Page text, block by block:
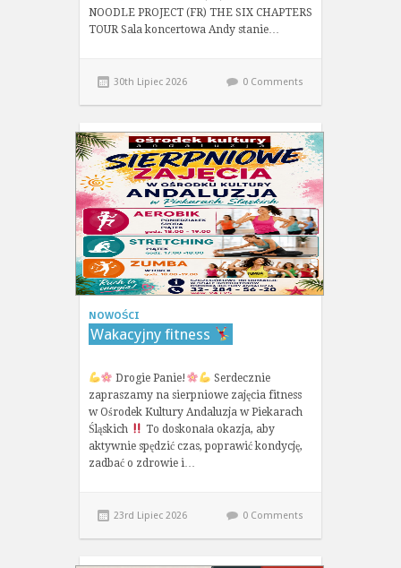
NOODLE PROJECT (FR) THE SIX CHAPTERS
TOUR Sala koncertowa Andy stanie…
30th Lipiec 2026 0 Comments
NOWOŚCI
Wakacyjny fitness
Drogie Panie!
Serdecznie
zapraszamy na sierpniowe zajęcia fitness
w Ośrodek Kultury Andaluzja w Piekarach
Śląskich
To doskonała okazja, aby
aktywnie spędzić czas, poprawić kondycję,
zadbać o zdrowie i…
23rd Lipiec 2026 0 Comments